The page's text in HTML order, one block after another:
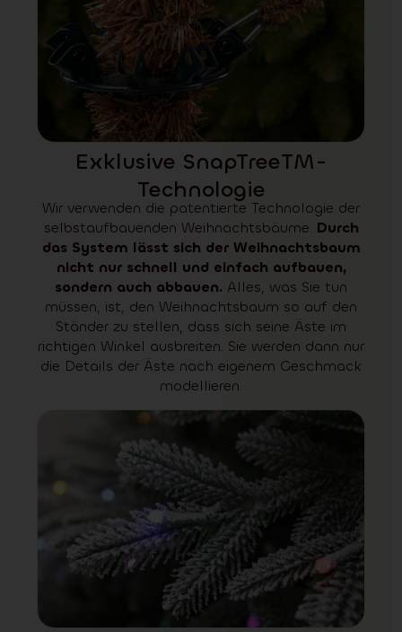
Exklusive SnapTreeTM-
Technologie
Wir verwenden die patentierte Technologie der
selbstaufbauenden Weihnachtsbäume. Durch
das System lässt sich der Weihnachtsbaum
nicht nur schnell und einfach aufbauen,
sondern auch abbauen. Alles, was Sie tun
müssen, ist, den Weihnachtsbaum so auf den
Ständer zu stellen, dass sich seine Äste im
richtigen Winkel ausbreiten. Sie werden dann nur
die Details der Äste nach eigenem Geschmack
modellieren.